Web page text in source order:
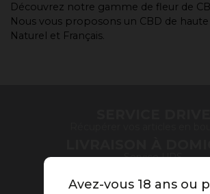
Découvrez notre gamme de fleur de
Nous vous proposons un CBD de haute
Naturel et Français.
Service UPS
PAIEMENT
Banque Populaire /
Avez-vous 18 ans ou